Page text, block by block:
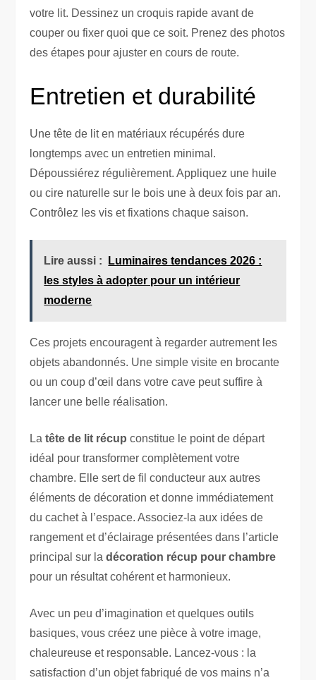
votre lit. Dessinez un croquis rapide avant de
couper ou fixer quoi que ce soit. Prenez des photos
des étapes pour ajuster en cours de route.
Entretien et durabilité
Une tête de lit en matériaux récupérés dure
longtemps avec un entretien minimal.
Dépoussiérez régulièrement. Appliquez une huile
ou cire naturelle sur le bois une à deux fois par an.
Contrôlez les vis et fixations chaque saison.
Lire aussi :
Luminaires tendances 2026 :
les styles à adopter pour un intérieur
moderne
Ces projets encouragent à regarder autrement les
objets abandonnés. Une simple visite en brocante
ou un coup d’œil dans votre cave peut suffire à
lancer une belle réalisation.
Latête de lit récup constitue le point de départ
idéal pour transformer complètement votre
chambre. Elle sert de fil conducteur aux autres
éléments de décoration et donne immédiatement
du cachet à l’espace. Associez-la aux idées de
rangement et d’éclairage présentées dans l’article
principal sur ladécoration récup pour chambre
pour un résultat cohérent et harmonieux.
Avec un peu d’imagination et quelques outils
basiques, vous créez une pièce à votre image,
chaleureuse et responsable. Lancez-vous : la
satisfaction d’un objet fabriqué de vos mains n’a